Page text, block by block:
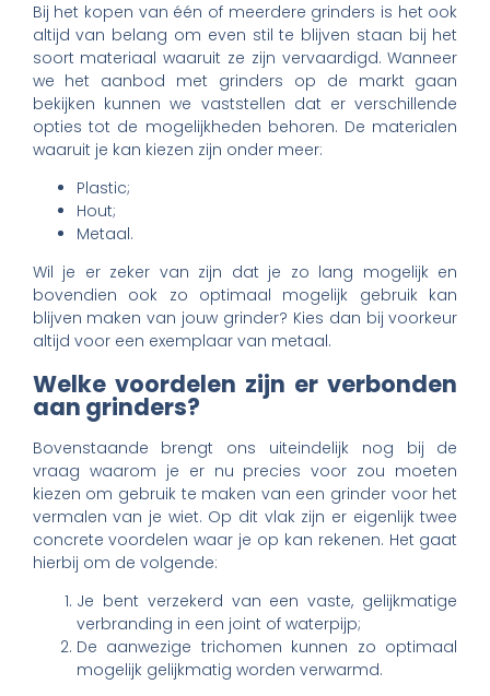
Bij het kopen van één of meerdere grinders is het ook
altijd van belang om even stil te blijven staan bij het
soort materiaal waaruit ze zijn vervaardigd. Wanneer
we het aanbod met grinders op de markt gaan
bekijken kunnen we vaststellen dat er verschillende
opties tot de mogelijkheden behoren. De materialen
waaruit je kan kiezen zijn onder meer:
Plastic;
Hout;
Metaal.
Wil je er zeker van zijn dat je zo lang mogelijk en
bovendien ook zo optimaal mogelijk gebruik kan
blijven maken van jouw grinder? Kies dan bij voorkeur
altijd voor een exemplaar van metaal.
Welke voordelen zijn er verbonden
aan grinders?
Bovenstaande brengt ons uiteindelijk nog bij de
vraag waarom je er nu precies voor zou moeten
kiezen om gebruik te maken van een grinder voor het
vermalen van je wiet. Op dit vlak zijn er eigenlijk twee
concrete voordelen waar je op kan rekenen. Het gaat
hierbij om de volgende:
Je bent verzekerd van een vaste, gelijkmatige
verbranding in een joint of waterpijp;
De aanwezige trichomen kunnen zo optimaal
mogelijk gelijkmatig worden verwarmd.